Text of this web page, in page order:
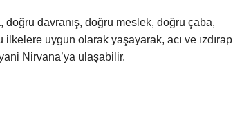
davranış, doğru meslek, doğru çaba,
uygun olarak yaşayarak, acı ve ızdırap
Nirvana’ya ulaşabilir.